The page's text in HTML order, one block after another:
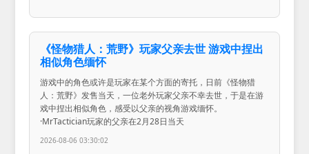
《怪物猎人：荒野》玩家父亲去世 游戏中捏出
相似角色缅怀
游戏中的角色或许是玩家在某个方面的寄托，日前《怪物猎
人：荒野》发售当天，一位老外玩家父亲不幸去世，于是在游
戏中捏出相似角色，感受以父亲的视角游戏缅怀。
·MrTactician玩家的父亲在2月28日当天
2026-08-06 03:30:02